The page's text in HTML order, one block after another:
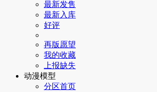
最新发售
最新入库
好评
再版愿望
我的收藏
上报缺失
动漫模型
分区首页